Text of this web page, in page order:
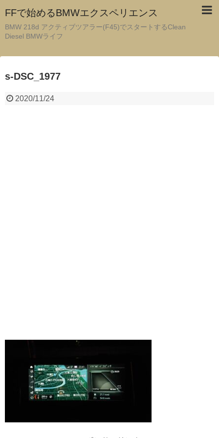
FFで始めるBMWエクスペリエンス
BMW 218d アクティブツアラー(F45)でスタートするClean
Diesel BMWライフ
s-DSC_1977
2020/11/24